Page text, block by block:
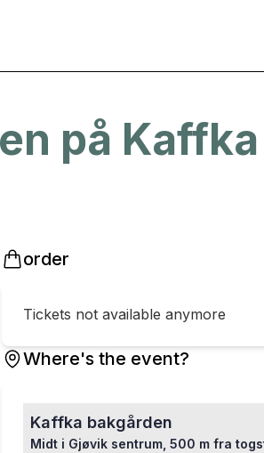
på
order
Tickets not available anymore
Where's the event?
Kaffka bakgården
Midt i Gjøvik sentrum, 500 m fra